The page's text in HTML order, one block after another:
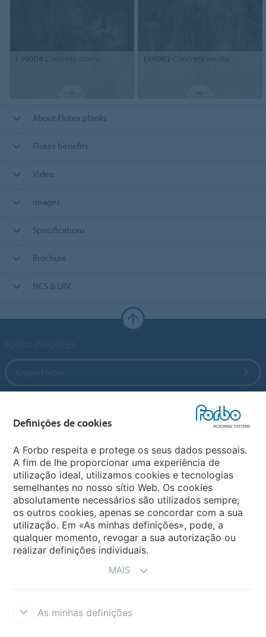
139004 Concrete storm 139003 Concrete smoke
About Flotex planks
Flotex benefits
Video
Images
Specifications
Brochure
NCS & LRV
Sites Mundiais
Escolha seu país
Definições de cookies
A Forbo respeita e protege os seus dados pessoais.
A fim de lhe proporcionar uma experiência de
utilização ideal, utilizamos cookies e tecnologias
semelhantes no nosso sítio Web. Os cookies
absolutamente necessários são utilizados sempre;
os outros cookies, apenas se concordar com a sua
utilização. Em «As minhas definições», pode, a
qualquer momento, revogar a sua autorização ou
realizar definições individuais.
MAIS
As minhas definições